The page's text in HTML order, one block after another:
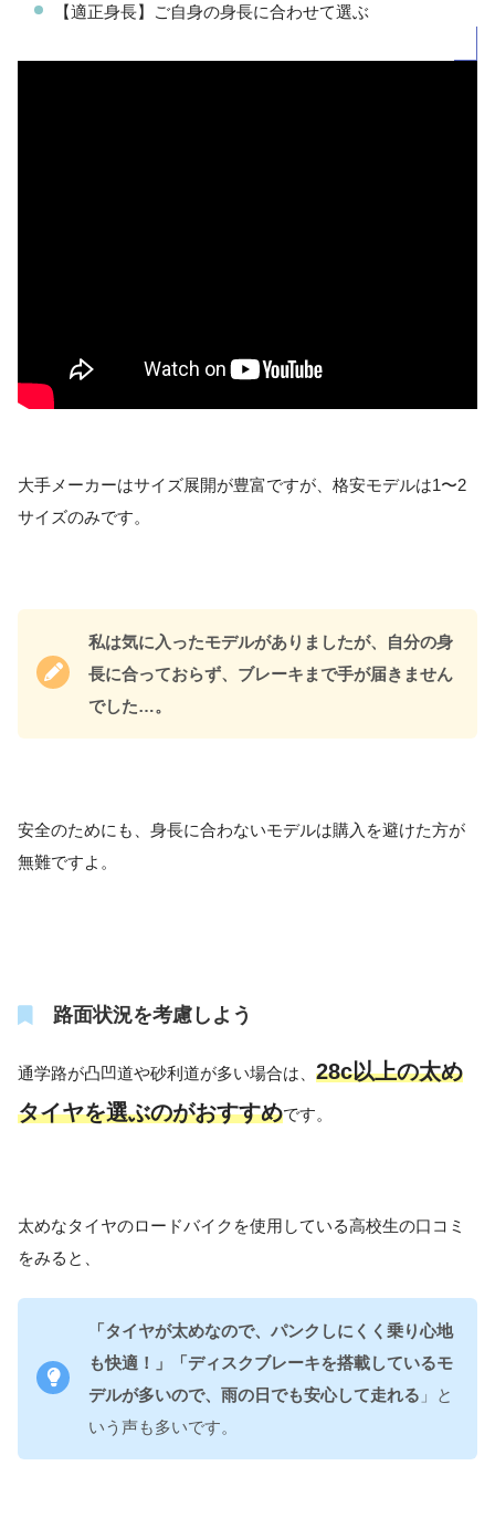
【適正身長】ご自身の身長に合わせて選ぶ
大手メーカーはサイズ展開が豊富ですが、格安モデルは1〜2
サイズのみです。
私は気に入ったモデルがありましたが、自分の身
長に合っておらず、ブレーキまで手が届きません
でした…。
安全のためにも、身長に合わないモデルは購入を避けた方が
無難ですよ。
路面状況を考慮しよう
通学路が凸凹道や砂利道が多い場合は、 28c以上の太め
タイヤを選ぶのがおすすめです。
太めなタイヤのロードバイクを使用している高校生の口コミ
をみると、
「タイヤが太めなので、パンクしにくく乗り心地
も快適！」
「ディスクブレーキを搭載しているモ
デルが多いので、雨の日でも安心して走れる 」と
いう声も多いです。